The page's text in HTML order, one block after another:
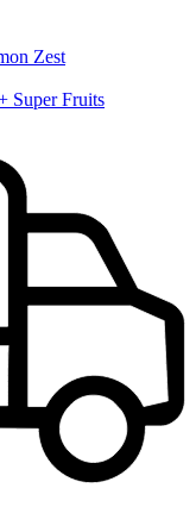
Zest
Super Fruits